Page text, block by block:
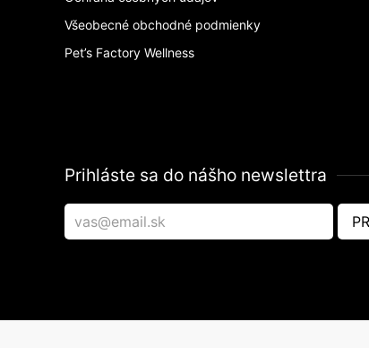
Všeobecné obchodné podmienky
Pet’s Factory Wellness
Prihláste sa do nášho newslettra